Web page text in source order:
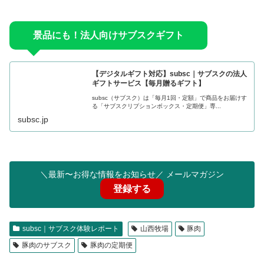
景品にも！法人向けサブスクギフト
【デジタルギフト対応】subsc｜サブスクの法人
ギフトサービス【毎月贈るギフト】
subsc（サブスク）は「毎月1回・定額」で商品をお届けす
る「サブスクリプションボックス・定期便」専...
subsc.jp
＼最新〜お得な情報をお知らせ／ メールマガジン
登録する
subsc｜サブスク体験レポート 山西牧場
豚肉
豚肉のサブスク
豚肉の定期便